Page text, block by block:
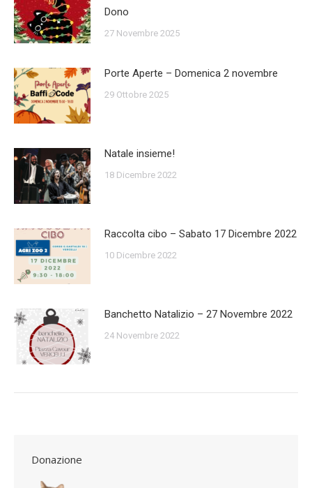
Dono
27 Novembre 2025
Porte Aperte – Domenica 2 novembre
29 Ottobre 2025
Natale insieme!
18 Dicembre 2022
Raccolta cibo – Sabato 17 Dicembre 2022
10 Dicembre 2022
Banchetto Natalizio – 27 Novembre 2022
24 Novembre 2022
Donazione